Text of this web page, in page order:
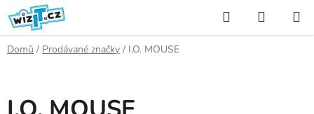
Přejít
na
obsah
Hledat
KOŠÍK
Domů / Prodávané značky / I.O. MOUSE